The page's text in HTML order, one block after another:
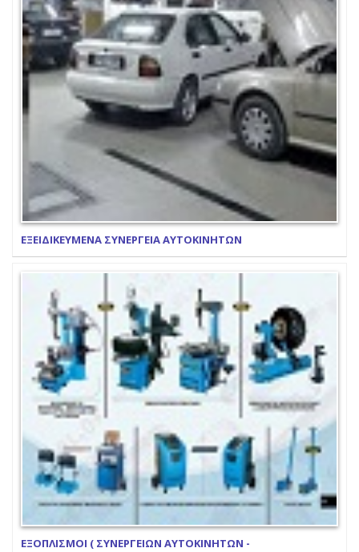
ΕΞΕΙΔΙΚΕΥΜΕΝΑ ΣΥΝΕΡΓΕΙΑ ΑΥΤΟΚΙΝΗΤΩΝ
ΕΞΟΠΛΙΣΜΟΙ ( ΣΥΝΕΡΓΕΙΩΝ ΑΥΤΟΚΙΝΗΤΩΝ -